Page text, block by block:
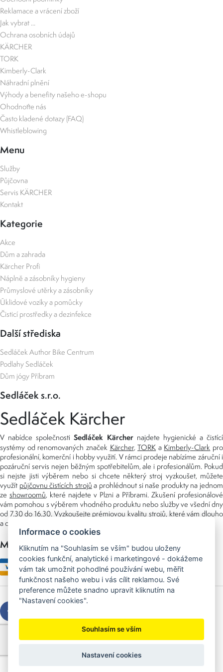
Reklamace a vrácení zboží
Jak vybrat ...
Ochrana osobních údajů
KÄRCHER
TORK
Kimberly-Clark
Náhradní plnění
Výhody a benefity našeho e-shopu
Ohodnoťte nás
Často kladené dotazy (FAQ)
Whistleblowing
Menu
Služby
Půjčovna
Servis KÄRCHER
Kontakt
Kategorie
Akce
Dům a zahrada
Kärcher Profi
Náplně a zásobníky hygieny
Průmyslové utěrky a zásobníky
Úklidové vozíky a pomůcky
Čisticí prostředky a dezinfekce
Další střediska
Sedláček Author Bike Centrum
Podlahy Sedláček
Dům jógy Příbram
Sedláček s.r.o.
Sedláček Kärcher
V nabídce společnostiSedláček Kärchernajdete hygienické a čistící
systémy od renomovaných značek Kärcher,TORK a Kimberly-Clark pro
profesionální, komerční i hobby využití. V rámci prodeje nabízíme záruční i
pozáruční servis nejen běžným spotřebitelům, ale i profesionálům. Pokud
si nejste jisti výběrem nebo si chcete některý stroj vyzkoušet, můžete
využít půjčovnu čistících strojů a prohlédnout si naše produkty na jednom
ze showroomů, které najdete v Plzni a Příbrami. Zkušení profesionálové
vám pomohou s výběrem vhodného produktu nebo služby ve všední dny
od 7.30 do 16.30. Vyzkoušejte prémiovou kvalitu strojů, které vám dlouho
a dobře poslouží nejen doma, ale i v zaměstnání.
Možnosti platby
Copyright © 2026 Sedláček s.r.o.
Created byOLC Webdesign
Informace o cookies
Kliknutím na "Souhlasím se vším" budou uloženy
cookies funkční, analytické i marketingové - dokážeme
vám tak umožnit pohodlné používání webu, měřit
funkčnost našeho webu i vás cílit reklamou. Své
preference můžete snadno upravit kliknutím na
"Nastavení cookies".
Souhlasím se vším
Nastavení cookies